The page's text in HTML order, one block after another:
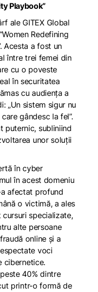
Playbook”
ale GITEX Global
Redefining
Acesta a fost un
între trei femei din
cu o poveste
în securitatea
cu audiența a
„Un sistem sigur nu
gândesc la fel”.
puternic, subliniind
unor soluții
în cyber
în acest domeniu
afectat profund
o victimă, a ales
specializate,
alte persoane
online și a
voci
cibernetice.
40% dintre
printr-o formă de